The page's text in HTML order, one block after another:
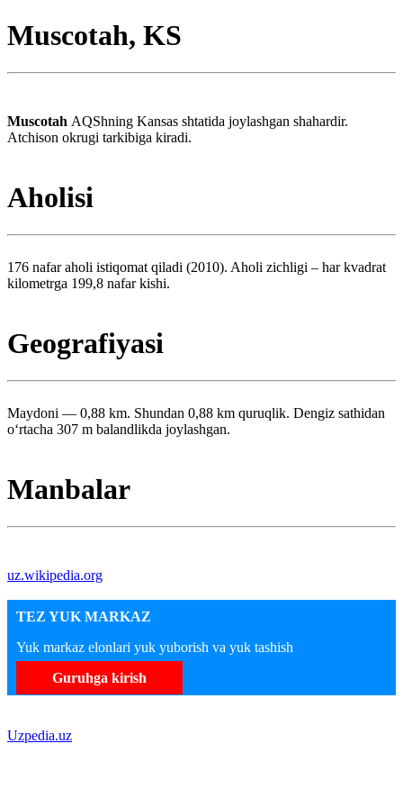
Muscotah, KS
Muscotah AQShning Kansas shtatida joylashgan shahardir.
Atchison okrugi tarkibiga kiradi.
Aholisi
176 nafar aholi istiqomat qiladi (2010). Aholi zichligi – har kvadrat
kilometrga 199,8 nafar kishi.
Geografiyasi
Maydoni — 0,88 km. Shundan 0,88 km quruqlik. Dengiz sathidan
oʻrtacha 307 m balandlikda joylashgan.
Manbalar
uz.wikipedia.org
TEZ YUK MARKAZ
Yuk markaz elonlari yuk yuborish va yuk tashish
Guruhga kirish
Uzpedia.uz